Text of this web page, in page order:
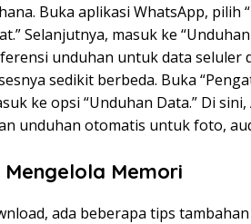
Buka aplikasi WhatsApp, pilih
Selanjutnya, masuk ke
unduhan untuk data seluler
sedikit berbeda. Buka
ke opsi “Unduhan Data.” Di
unduhan otomatis untuk foto,
Memori
ada beberapa tips